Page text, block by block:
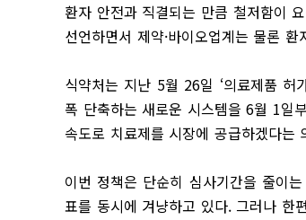
환자 안전과 직결되는 만큼 철저함이
선언하면서 제약·바이오업계는 물론
식약처는 지난 5월 26일 ‘의료제품 허
폭 단축하는 새로운 시스템을 6월 1일
속도로 치료제를 시장에 공급하겠다는
이번 정책은 단순히 심사기간을 줄이
표를 동시에 겨냥하고 있다. 그러나 한